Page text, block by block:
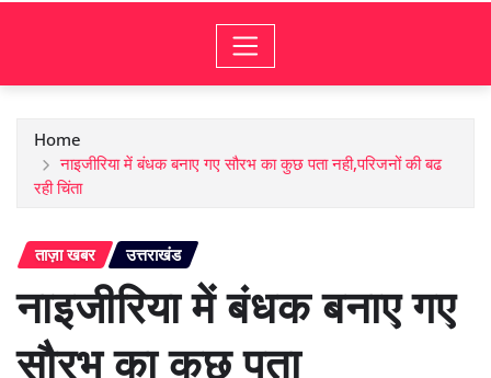
Home
नाइजीरिया में बंधक बनाए गए सौरभ का कुछ पता नही,परिजनों की बढ
रही चिंता
ताज़ा खबर उत्तराखंड
नाइजीरिया में बंधक बनाए गए